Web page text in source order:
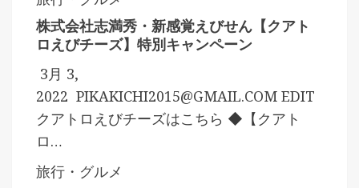
株式会社志満秀・新感覚えびせん【クアト
ロえびチーズ】特別キャンペーン
3月 3,
2022 PIKAKICHI2015@GMAIL.COM EDIT
クアトロえびチーズはこちら ◆【クアト
ロ…
旅行・グルメ